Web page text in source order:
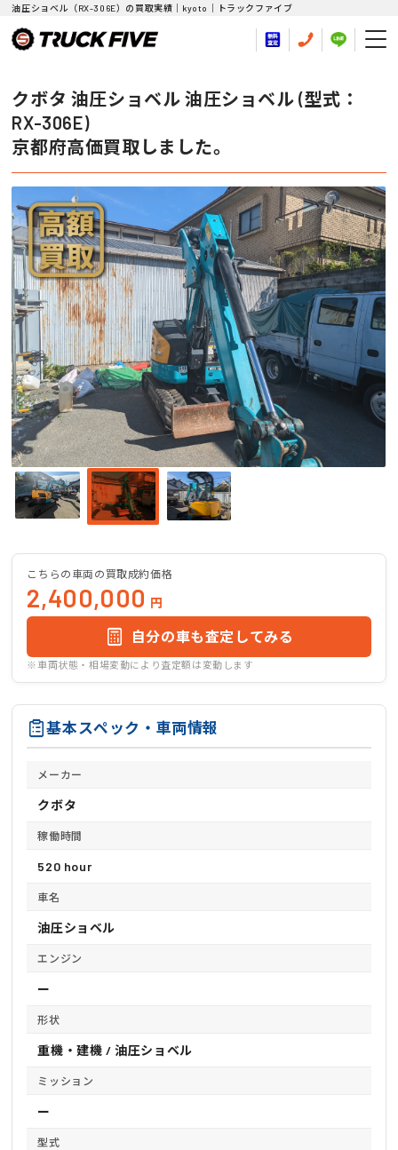
油圧ショベル（RX-306E）の買取実績｜kyoto｜トラックファイブ
クボタ 油圧ショベル 油圧ショベル (型式：
RX-306E)
京都府高価買取しました。
こちらの車両の買取成約価格
2,400,000 円
自分の車も査定してみる
※車両状態・相場変動により査定額は変動します
基本スペック・車両情報
メーカー
クボタ
稼働時間
520 hour
車名
油圧ショベル
エンジン
ー
形状
重機・建機 / 油圧ショベル
ミッション
ー
型式